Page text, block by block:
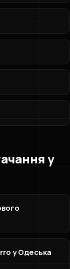
у
у Одеська